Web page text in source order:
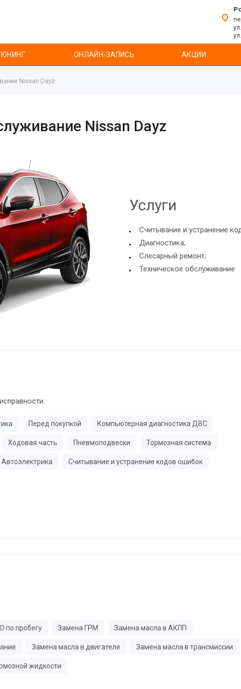
ОНЛАЙН-ЗАПИСЬ АКЦИИ
Nissan Dayz
Nissan Dayz
Услуги
Считывание и устранение
Диагностика;
Слесарный ремонт;
Техническое обслуживание
Перед покупкой Компьютерная диагностика ДВС
Ходовая часть Пневмоподвески Тормозная система
Автоэлектрика Считывание и устранение кодов ошибок
по пробегу Замена ГРМ Замена масла в АКПП
Замена масла в двигателе Замена масла в трансмиссии
жидкости